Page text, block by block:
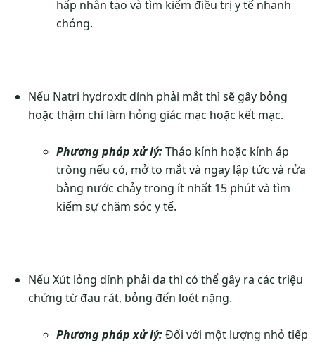
hấp nhân tạo và tìm kiếm điều trị y tế nhanh
chóng.
Nếu Natri hydroxit dính phải mắt thì sẽ gây bỏng
hoặc thậm chí làm hỏng giác mạc hoặc kết mạc.
Phương pháp xử lý:Tháo kính hoặc kính áp
tròng nếu có, mở to mắt và ngay lập tức và rửa
bằng nước chảy trong ít nhất 15 phút và tìm
kiếm sự chăm sóc y tế.
Nếu Xút lỏng dính phải da thì có thể gây ra các triệu
chứng từ đau rát, bỏng đến loét nặng.
Phương pháp xử lý:Đối với một lượng nhỏ tiếp